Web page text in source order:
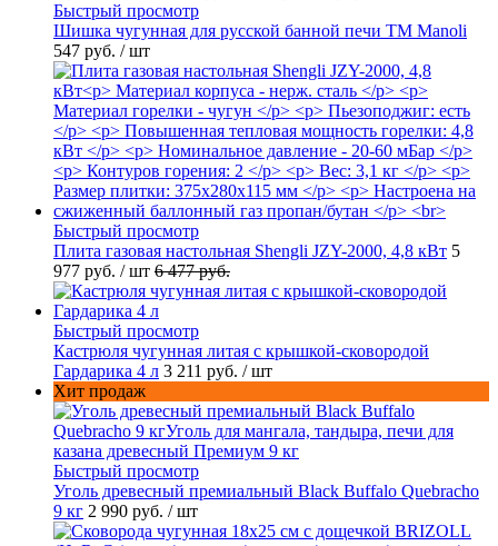
Быстрый просмотр
Шишка чугунная для русской банной печи ТМ Manoli
547 руб. / шт
Быстрый просмотр
Плита газовая настольная Shengli JZY-2000, 4,8 кВт 5
977 руб. / шт 6 477 руб.
Быстрый просмотр
Кастрюля чугунная литая с крышкой-сковородой
Гардарика 4 л 3 211 руб. / шт
Хит продаж
Быстрый просмотр
Уголь древесный премиальный Black Buffalo Quebracho
9 кг 2 990 руб. / шт